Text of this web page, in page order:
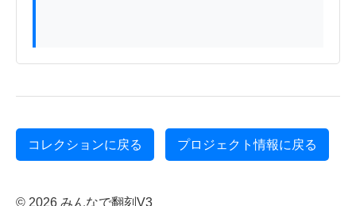
コレクションに戻る プロジェクト情報に戻る
© 2026 みんなで翻刻V3